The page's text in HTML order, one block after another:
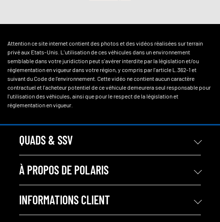
Attention ce site internet contient des photos et des vidéos réalisées sur terrain
privé aux Etats-Unis. L'utilisation de ces véhicules dans un environnement
semblable dans votre juridiction peut s'avérer interdite par la législation et/ou
réglementation en vigueur dans votre région, y compris par l'article L.362-1 et
suivant du Code de l'environnement. Cette vidéo ne contient aucun caractère
contractuel et l'acheteur potentiel de ce véhicule demeurera seul responsable pour
l'utilisation des véhicules, ainsi que pour le respect de la législation et
réglementation en vigueur.
QUADS & SSV
À PROPOS DE POLARIS
INFORMATIONS CLIENT